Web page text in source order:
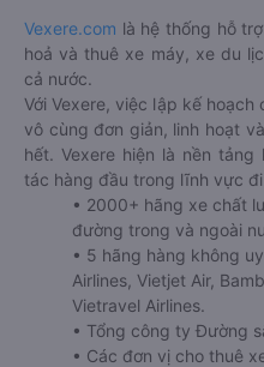
Vexere.com là hệ thống hỗ
hoả và thuê xe máy, xe du
cả nước.
Với Vexere, việc lập kế
vô cùng đơn giản, linh hoạt
hết. Vexere hiện là nền
tác hàng đầu trong lĩnh vực
• 2000+ hãng xe chất
đường trong và ngoài
• 5 hãng hàng không
Airlines, Vietjet Air,
Vietravel Airlines.
• Tổng công ty Đường
• Các đơn vị cho thuê